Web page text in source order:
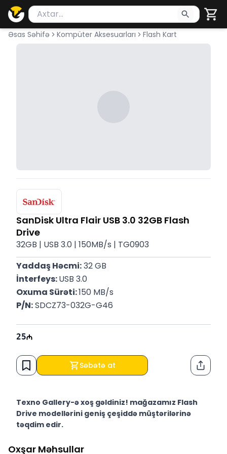
Məhsul axtar
Axtarış üçün ən azı 2 simvol yazın. Göndərmək
Əsas Səhifə Kompüter Aksesuarları Flash Kart
SanDisk Ultra Flair USB 3.0 32GB Flash
Drive
32GB | USB 3.0 | 150MB/s | TG0903
Yaddaş Həcmi: 32 GB
İnterfeys: USB 3.0
Oxuma Sürəti: 150 MB/s
P/N: SDCZ73-032G-G46
25
Səbətə at
Texno Gallery-ə xoş gəldiniz! mağazamız Flash
Drive modellərini geniş çeşiddə müştərilərinə
təqdim edir.
2011-ci ildən etibarən fəaliyyət göstərən multibrend
Oxşar Məhsullar